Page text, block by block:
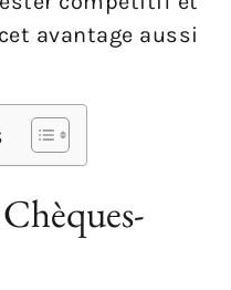
avantage aussi